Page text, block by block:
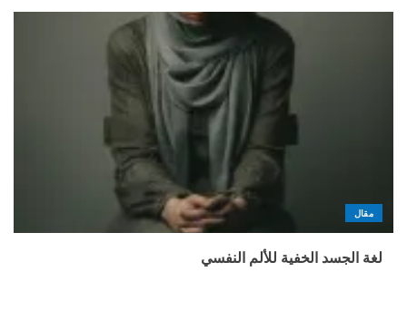
مقال
لغة الجسد الخفية للألم النفسي